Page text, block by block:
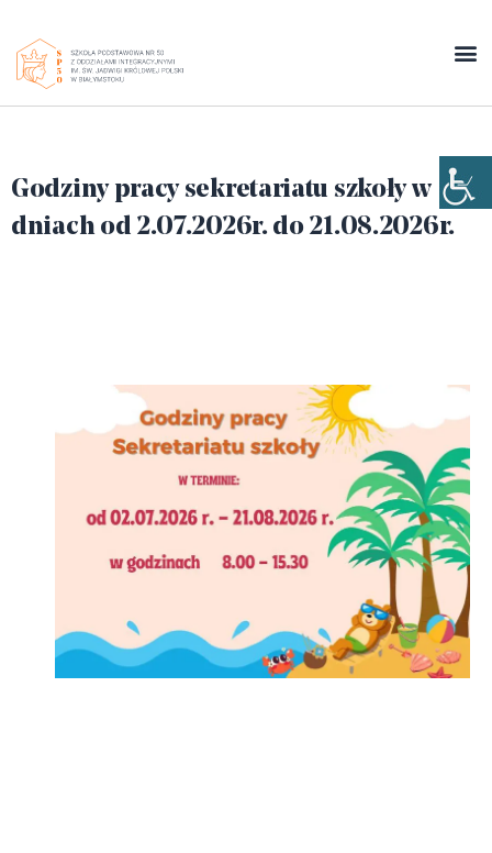
Godziny pracy sekretariatu szkoły w
dniach od 2.07.2026r. do 21.08.2026r.